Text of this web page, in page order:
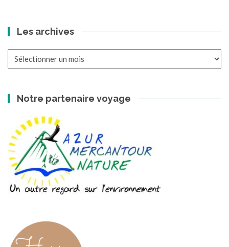
Les archives
Notre partenaire voyage